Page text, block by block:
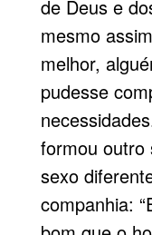
de Deus e
mesmo
melhor,
pudesse
formou outro
sexo
companhia: